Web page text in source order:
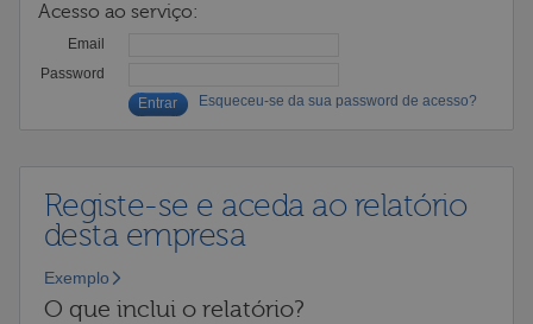
Acesso ao serviço:
Email
Password
Esqueceu-se da sua password de acesso?
Registe-se e aceda ao relatório
desta empresa
Exemplo
O que inclui o relatório?